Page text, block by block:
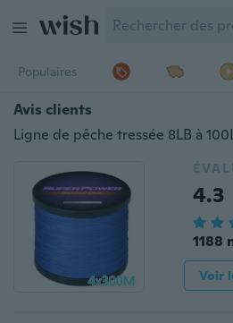
Populaires
Avis clients
4.3
1188
Voir